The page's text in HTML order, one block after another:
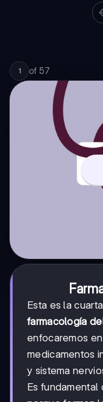
1 of 57
Esta es la
farmacología
enfocaremos
medicamentos
y sistema
Es